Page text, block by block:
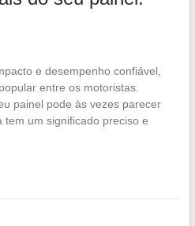
e desempenho confiável,
entre os motoristas.
painel pode às vezes parecer
um significado preciso e